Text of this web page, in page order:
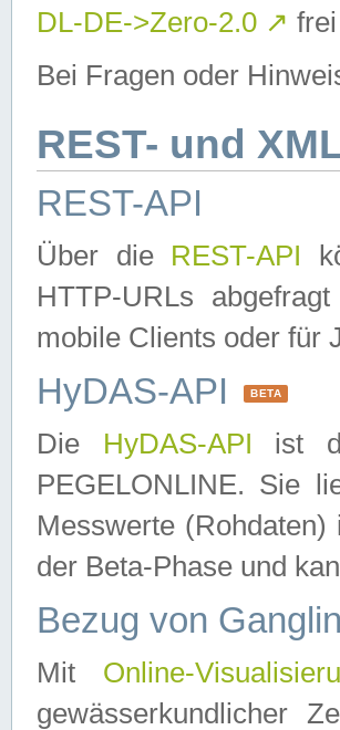
DL-DE->Zero-2.0 ↗
Bei Fragen oder
REST- und
REST-API
Über die REST-API
HTTP-URLs
mobile Clients oder für
HyDAS-API BETA
Die HyDAS-API ist
PEGELONLINE. Sie
Messwerte
der Beta-Phase und
Bezug von
Mit Online-
gewässerkundlicher